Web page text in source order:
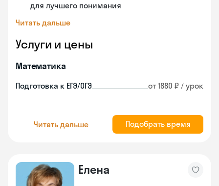
для лучшего понимания
Читать дальше
Услуги и цены
Математика
Подготовка к ЕГЭ/ОГЭ от 1880 ₽ / урок
Читать дальше Подобрать время
Елена